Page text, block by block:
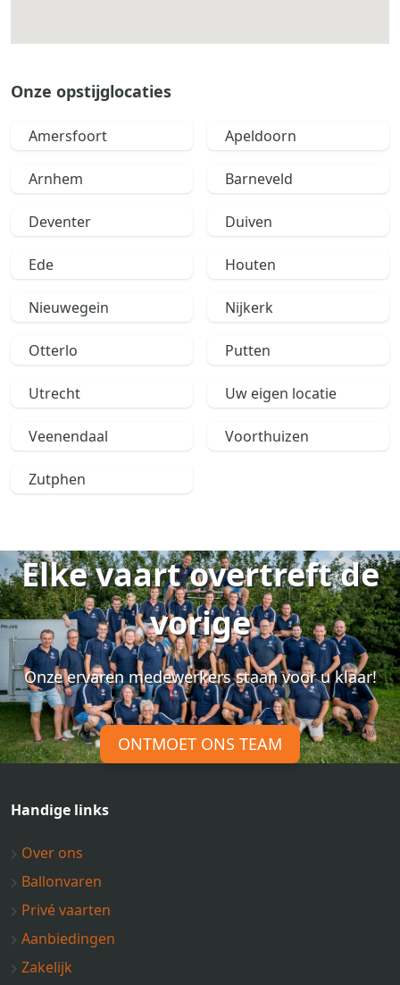
Onze opstijglocaties
Amersfoort Apeldoorn
Arnhem Barneveld
Deventer Duiven
Ede Houten
Nieuwegein Nijkerk
Otterlo Putten
Utrecht Uw eigen locatie
Veenendaal Voorthuizen
Zutphen
Elke vaart overtreft de
vorige
Onze ervaren medewerkers staan voor u klaar!
ONTMOET ONS TEAM
Handige links
Over ons
Ballonvaren
Privé vaarten
Aanbiedingen
Zakelijk